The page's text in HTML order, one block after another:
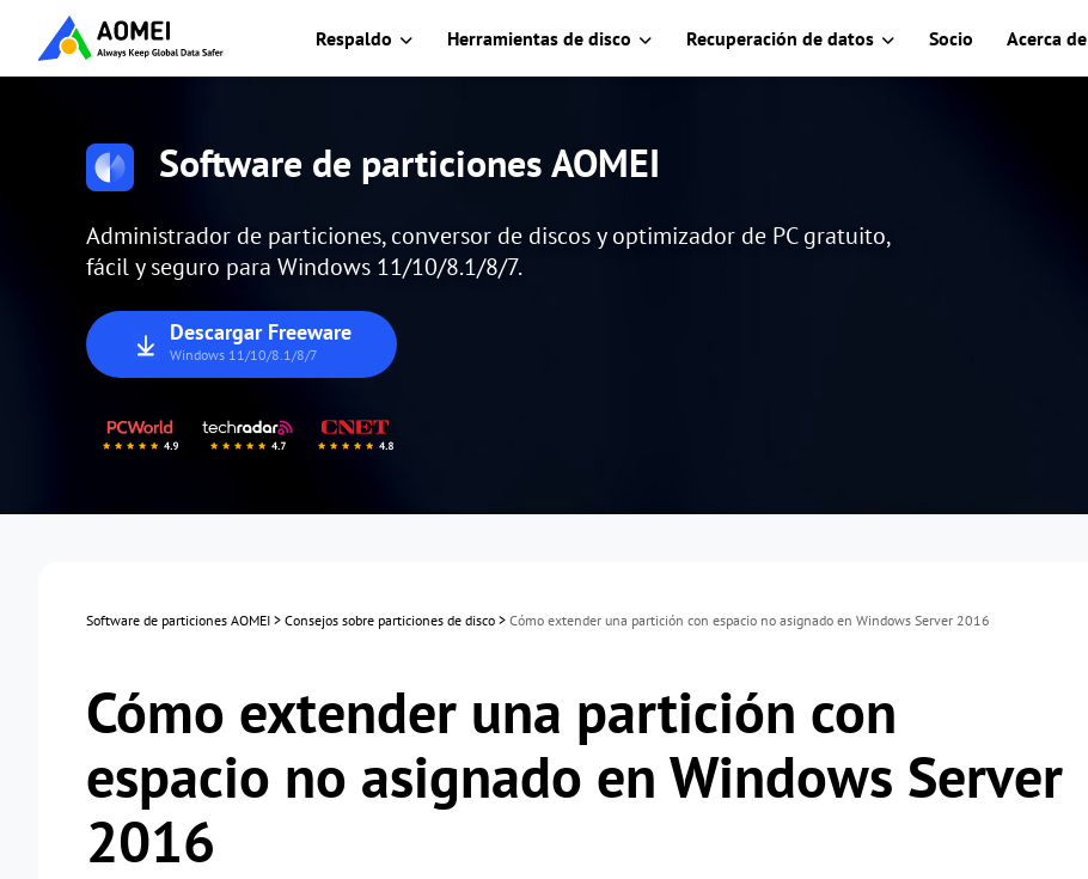
Respaldo Herramientas de disco Recuperación de datos Socio Acerca de
Software de particiones AOMEI
Administrador de particiones, conversor de discos y optimizador de PC gratuito,
fácil y seguro para Windows 11/10/8.1/8/7.
Descargar Freeware
Windows 11/10/8.1/8/7
Software de particiones AOMEI > Consejos sobre particiones de disco > Cómo extender una partición con espacio no asignado en Windows Server 2016
Cómo extender una partición con
espacio no asignado en Windows Server
2016